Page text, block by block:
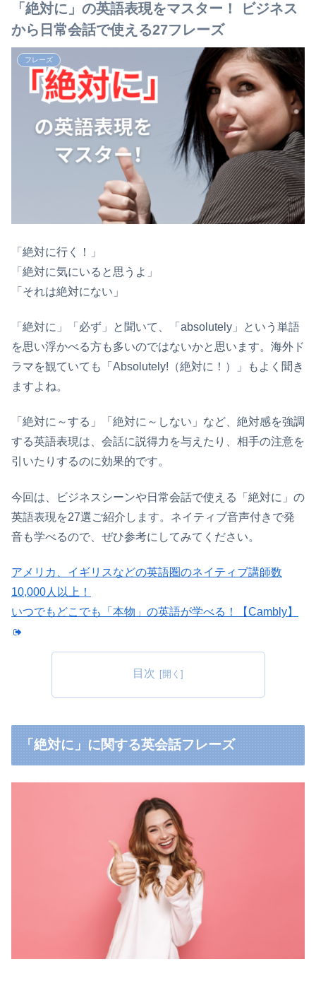
「絶対に」の英語表現をマスター！ ビジネス
から日常会話で使える27フレーズ
フレーズ
「絶対に行く！」
「絶対に気にいると思うよ」
「それは絶対にない」
「絶対に」「必ず」と聞いて、「absolutely」という単語
を思い浮かべる方も多いのではないかと思います。海外ド
ラマを観ていても「Absolutely!（絶対に！）」もよく聞き
ますよね。
「絶対に～する」「絶対に～しない」など、絶対感を強調
する英語表現は、会話に説得力を与えたり、相手の注意を
引いたりするのに効果的です。
今回は、ビジネスシーンや日常会話で使える「絶対に」の
英語表現を27選ご紹介します。ネイティブ音声付きで発
音も学べるので、ぜひ参考にしてみてください。
アメリカ、イギリスなどの英語圏のネイティブ講師数
10,000人以上！
いつでもどこでも「本物」の英語が学べる！【Cambly】
目次
「絶対に」に関する英会話フレーズ